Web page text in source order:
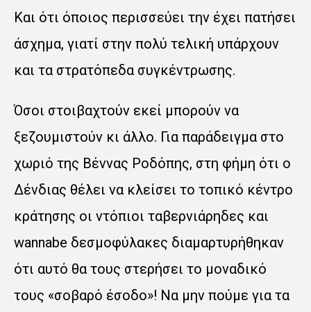
Και ότι όποιος περισσεύει την έχει πατήσει
άσχημα, γιατί στην πολύ τελική υπάρχουν
και τα στρατόπεδα συγκέντρωσης.
Όσοι στοιβαχτούν εκεί μπορούν να
ξεζουμιστούν κι άλλο. Για παράδειγμα στο
χωριό της Βέννας Ροδόπης, στη φήμη ότι ο
Δένδιας θέλει να κλείσει το τοπικό κέντρο
κράτησης οι ντόπιοι ταβερνιάρηδες και
wannabe δεσμοφύλακες διαμαρτυρήθηκαν
ότι αυτό θα τους στερήσει το μοναδικό
τους «σοβαρό έσοδο»! Να μην πούμε για τα